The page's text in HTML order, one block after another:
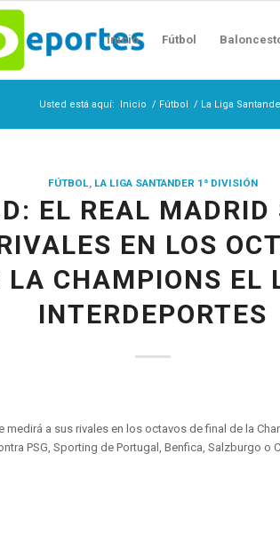
Inicio Fútbol
Usted está aquí: Inicio / Fútbol / La Liga
FÚTBOL, LA LIGA SANTANDER 1ª DIVISIÓN
EL REAL MADRID
EN LOS
LA CHAMPIONS EL
INTERDEPORTES
medirá a sus rivales en los octavos de final de la
PSG, Sporting de Portugal, Benfica, Salzburgo o